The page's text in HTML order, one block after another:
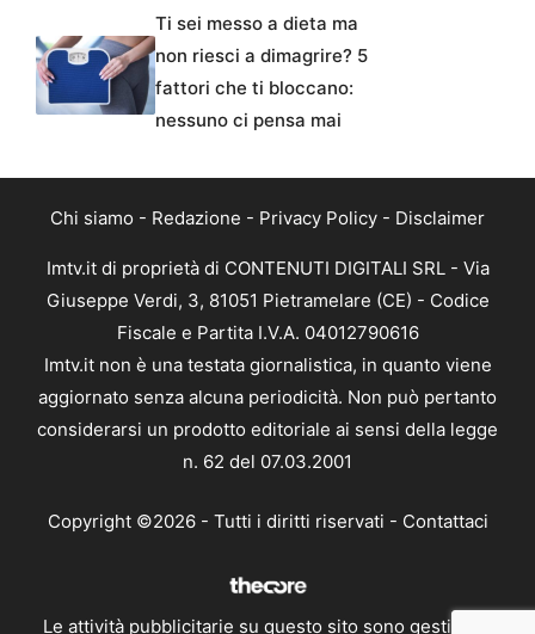
Ti sei messo a dieta ma
non riesci a dimagrire? 5
fattori che ti bloccano:
nessuno ci pensa mai
Chi siamo - Redazione - Privacy Policy - Disclaimer
Imtv.it di proprietà di CONTENUTI DIGITALI SRL - Via
Giuseppe Verdi, 3, 81051 Pietramelare (CE) - Codice
Fiscale e Partita I.V.A. 04012790616
Imtv.it non è una testata giornalistica, in quanto viene
aggiornato senza alcuna periodicità. Non può pertanto
considerarsi un prodotto editoriale ai sensi della legge
n. 62 del 07.03.2001
Copyright ©2026 - Tutti i diritti riservati - Contattaci
Le attività pubblicitarie su questo sito sono gestite da